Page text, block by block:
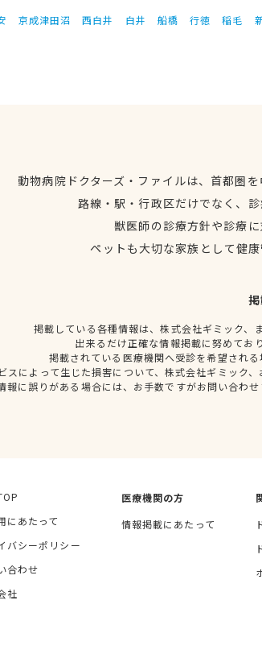
京成津田沼 西白井 白井 船橋 行徳 稲毛
動物病院ドクターズ・ファイルは、首都圏
路線・駅・行政区だけでなく、
獣医師の診療方針や診療
ペットも大切な家族として健
掲載している各種情報は、株式会社ギミック、
出来るだけ正確な情報掲載に努めてお
掲載されている医療機関へ受診を希望され
スによって生じた損害について、株式会社ギミック
報に誤りがある場合には、お手数ですがお問い合わ
にあたって
バシーポリシー
合わせ
社
医療機関の方
情報掲載にあたって